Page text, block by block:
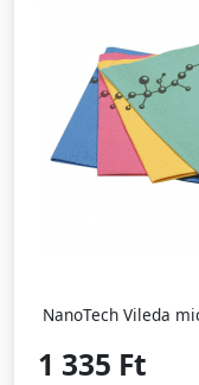
NanoTech Vileda
1 335 Ft